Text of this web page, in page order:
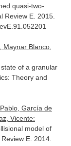
quasi-two-
Review E. 2015.
Blanco,
of a granular
Theory and
García de
Vicente:
model of
E. 2014.